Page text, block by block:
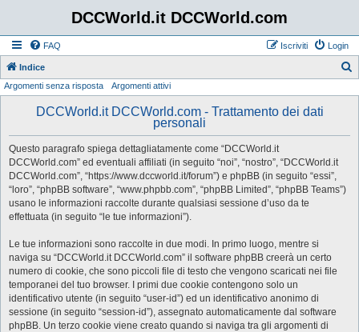
DCCWorld.it DCCWorld.com
FAQ Login
Iscriviti
Indice
Argomenti senza risposta Argomenti attivi
DCCWorld.it DCCWorld.com - Trattamento dei dati
personali
Questo paragrafo spiega dettagliatamente come “DCCWorld.it
DCCWorld.com” ed eventuali affiliati (in seguito “noi”, “nostro”, “DCCWorld.it
DCCWorld.com”, “https://www.dccworld.it/forum”) e phpBB (in seguito “essi”,
“loro”, “phpBB software”, “www.phpbb.com”, “phpBB Limited”, “phpBB Teams”)
usano le informazioni raccolte durante qualsiasi sessione d’uso da te
effettuata (in seguito “le tue informazioni”).
Le tue informazioni sono raccolte in due modi. In primo luogo, mentre si
naviga su “DCCWorld.it DCCWorld.com” il software phpBB creerà un certo
numero di cookie, che sono piccoli file di testo che vengono scaricati nei file
temporanei del tuo browser. I primi due cookie contengono solo un
identificativo utente (in seguito “user-id”) ed un identificativo anonimo di
sessione (in seguito “session-id”), assegnato automaticamente dal software
phpBB. Un terzo cookie viene creato quando si naviga tra gli argomenti di